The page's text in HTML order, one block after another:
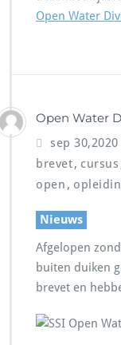
Open Water
Open Water
sep 30,2020
brevet, cursus
open ,
Nieuws
Afgelopen
buiten duiken
brevet en